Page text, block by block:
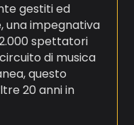
gestiti ed
una impegnativa
spettatori
di musica
questo
20 anni in